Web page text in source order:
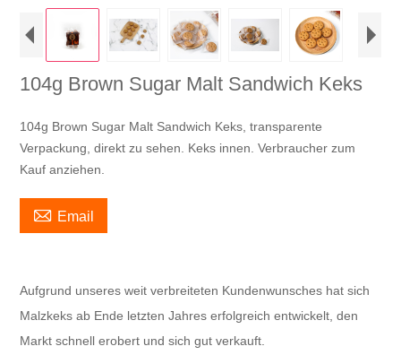
104g Brown Sugar Malt Sandwich Keks
104g Brown Sugar Malt Sandwich Keks, transparente
Verpackung, direkt zu sehen. Keks innen. Verbraucher zum
Kauf anziehen.
 Email
Aufgrund unseres weit verbreiteten Kundenwunsches hat sich
Malzkeks ab Ende letzten Jahres erfolgreich entwickelt, den
Markt schnell erobert und sich gut verkauft.